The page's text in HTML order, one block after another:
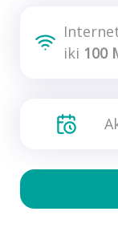
iki 100